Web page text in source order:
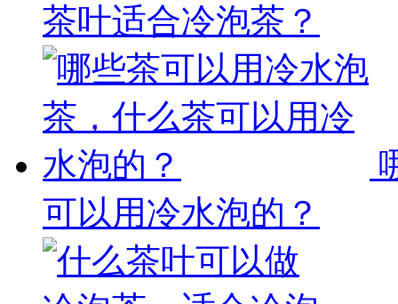
茶叶适合冷泡茶？
可以用冷水泡的？